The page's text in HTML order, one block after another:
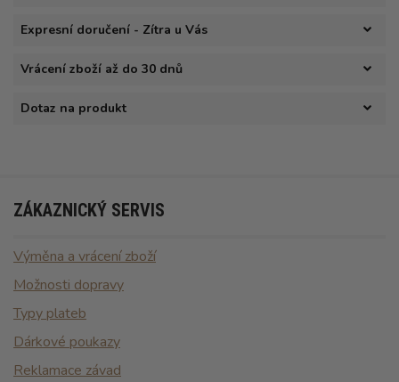
Expresní doručení - Zítra u Vás
Vrácení zboží až do 30 dnů
Dotaz na produkt
ZÁKAZNICKÝ SERVIS
Výměna a vrácení zboží
Možnosti dopravy
Typy plateb
Dárkové poukazy
Reklamace závad